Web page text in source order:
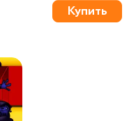
Купить